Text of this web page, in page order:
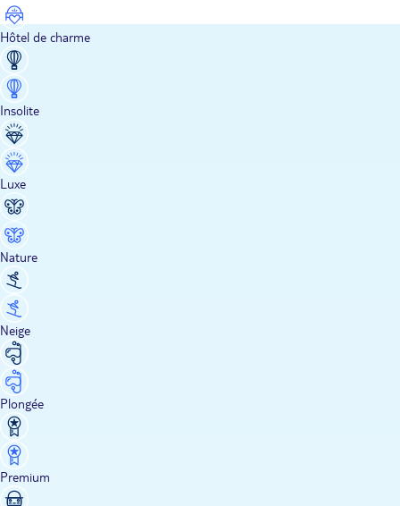
Hôtel de charme
Insolite
Luxe
Nature
Neige
Plongée
Premium